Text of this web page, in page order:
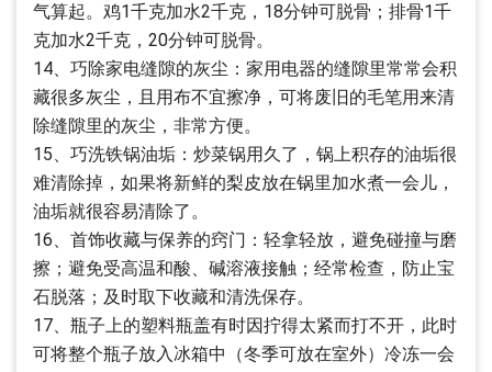
气算起。鸡1千克加水2千克，18分钟可脱骨；排骨1千
克加水2千克，20分钟可脱骨。
14、巧除家电缝隙的灰尘：家用电器的缝隙里常常会积
藏很多灰尘，且用布不宜擦净，可将废旧的毛笔用来清
除缝隙里的灰尘，非常方便。
15、巧洗铁锅油垢：炒菜锅用久了，锅上积存的油垢很
难清除掉，如果将新鲜的梨皮放在锅里加水煮一会儿，
油垢就很容易清除了。
16、首饰收藏与保养的窍门：轻拿轻放，避免碰撞与磨
擦；避免受高温和酸、碱溶液接触；经常检查，防止宝
石脱落；及时取下收藏和清洗保存。
17、瓶子上的塑料瓶盖有时因拧得太紧而打不开，此时
可将整个瓶子放入冰箱中（冬季可放在室外）冷冻一会